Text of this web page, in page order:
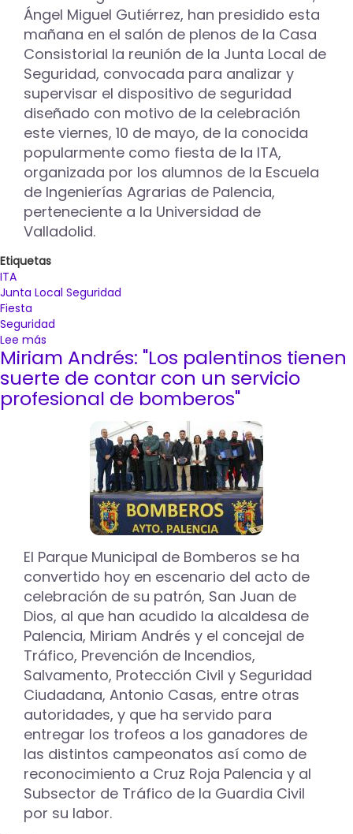
bajo
la
temática
del
circo
Ángel Miguel Gutiérrez, han presidido esta
mañana en el salón de plenos de la Casa
Consistorial la reunión de la Junta Local de
Seguridad, convocada para analizar y
supervisar el dispositivo de seguridad
diseñado con motivo de la celebración
este viernes, 10 de mayo, de la conocida
popularmente como fiesta de la ITA,
organizada por los alumnos de la Escuela
de Ingenierías Agrarias de Palencia,
perteneciente a la Universidad de
Valladolid.
Etiquetas
ITA
Junta Local Seguridad
Fiesta
Seguridad
Lee más
La
Junta
Local
de
celebración
universitaria
la
ITA
Miriam Andrés: "Los palentinos tienen
suerte de contar con un servicio
profesional de bomberos"
El Parque Municipal de Bomberos se ha
convertido hoy en escenario del acto de
celebración de su patrón, San Juan de
Dios, al que han acudido la alcaldesa de
Palencia, Miriam Andrés y el concejal de
Tráfico, Prevención de Incendios,
Salvamento, Protección Civil y Seguridad
Ciudadana, Antonio Casas, entre otras
autoridades, y que ha servido para
entregar los trofeos a los ganadores de
las distintos campeonatos así como de
reconocimiento a Cruz Roja Palencia y al
Subsector de Tráfico de la Guardia Civil
por su labor.